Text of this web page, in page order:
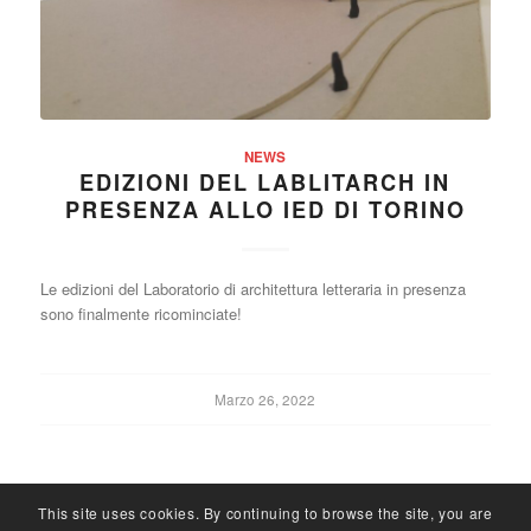
NEWS
EDIZIONI DEL LABLITARCH IN
PRESENZA ALLO IED DI TORINO
Le edizioni del Laboratorio di architettura letteraria in presenza
sono finalmente ricominciate!
Marzo 26, 2022
This site uses cookies. By continuing to browse the site, you are